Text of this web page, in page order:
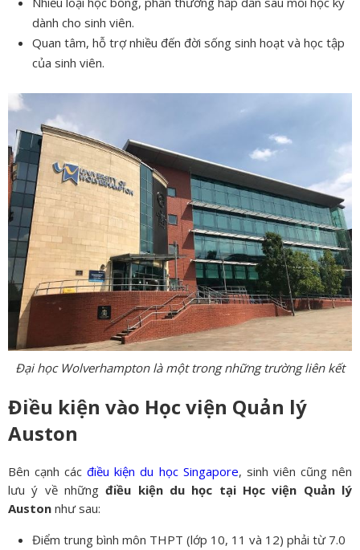
dành cho sinh viên.
Quan tâm, hỗ trợ nhiều đến đời sống sinh hoạt và học tập
của sinh viên.
Đại học Wolverhampton là một trong những trường liên kết
Điều kiện vào Học viện Quản lý
Auston
Bên cạnh cácđiều kiện du học Singapore, sinh viên cũng nên
lưu ý về nhữngđiều kiện du học tại Học viện Quản lý
Auston như sau:
Điểm trung bình môn THPT (lớp 10, 11 và 12) phải từ 7.0